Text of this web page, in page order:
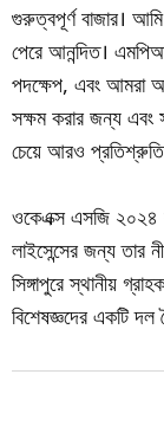
গুরুত্বপূর্ণ বাজার।
পেরে আনন্দিত।
পদক্ষেপ, এবং আমরা
সক্ষম করার জন্য এবং
চেয়ে আরও
ওকেএক্স এসজি ২০২৪
লাইসেন্সের জন্য তার
সিঙ্গাপুরে স্থানীয়
বিশেষজ্ঞদের একটি দল